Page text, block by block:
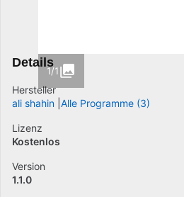
1/1
Details
Hersteller
ali shahin Alle Programme (3)
Lizenz
Kostenlos
Version
1.1.0